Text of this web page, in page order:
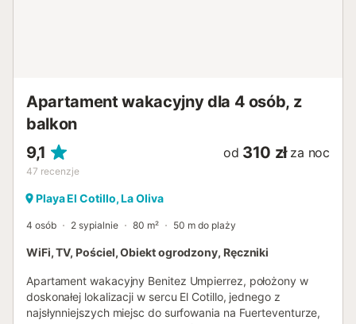
Apartament wakacyjny dla 4 osób, z
balkon
9,1
47 recenzje
od 310 zł za noc
Playa El Cotillo, La Oliva
4 osób 2 sypialnie 80 m² 50 m do plaży
WiFi, TV, Pościel, Obiekt ogrodzony, Ręczniki
Apartament wakacyjny Benitez Umpierrez, położony w
doskonałej lokalizacji w sercu El Cotillo, jednego z
najsłynniejszych miejsc do surfowania na Fuerteventurze,